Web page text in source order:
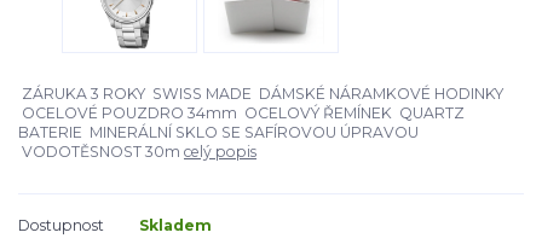
ZÁRUKA 3 ROKY SWISS MADE DÁMSKÉ NÁRAMKOVÉ HODINKY
OCELOVÉ POUZDRO 34mm OCELOVÝ ŘEMÍNEK QUARTZ
BATERIE MINERÁLNÍ SKLO SE SAFÍROVOU ÚPRAVOU
VODOTĚSNOST 30m celý popis
Dostupnost Skladem